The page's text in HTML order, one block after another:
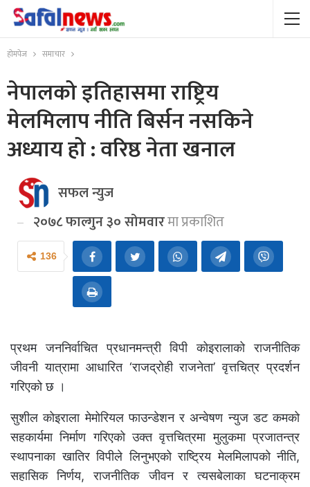
होमपेज समाचार
नेपालको इतिहासमा राष्ट्रिय
मेलमिलाप नीति बिर्सन नसकिने
अध्याय हो : वरिष्ठ नेता खनाल
सफल न्युज
२०७८ फाल्गुन ३० सोमवारमा प्रकाशित
136
प्रथम जननिर्वाचित प्रधानमन्त्री विपी कोइरालाको राजनीतिक
जीवनी यात्रामा आधारित ‘राजद्रोही राजनेता’ वृत्तचित्र प्रदर्शन
गरिएको छ ।
सुशील कोइराला मेमोरियल फाउन्डेशन र अन्वेषण न्युज डट कमको
सहकार्यमा निर्माण गरिएको उक्त वृत्तचित्रमा मुलुकमा प्रजातन्त्र
स्थापनाका खातिर विपीले लिनुभएको राष्ट्रिय मेलमिलापको नीति,
सहासिक निर्णय, राजनीतिक जीवन र त्यसबेलाका घटनाक्रम